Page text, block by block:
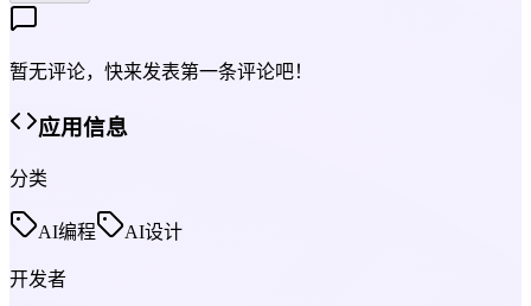
暂无评论，快来发表第一条评论吧！
应用信息
分类
AI编程 AI设计
开发者